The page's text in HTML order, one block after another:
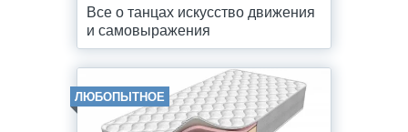
Все о танцах искусство движения
и самовыражения
ЛЮБОПЫТНОЕ